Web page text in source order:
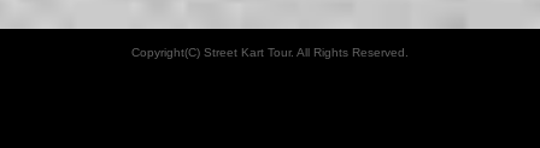
Copyright(C) Street Kart Tour. All Rights Reserved.